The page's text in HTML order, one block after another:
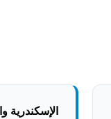
الإسكندرية